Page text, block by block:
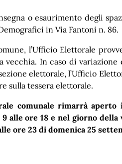
o esaurimento degli
in Via Fantoni n. 86.
l’Ufficio Elettorale
In caso di
elettorale, l’Ufficio
sulla tessera elettorale.
comunale rimarrà
alle ore 18 e nel giorno
ore 23 di domenica 25